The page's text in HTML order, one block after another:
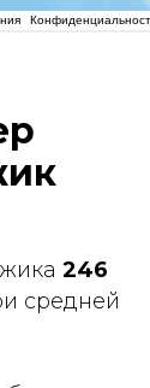
246
средней